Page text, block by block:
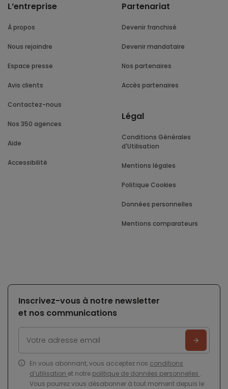
L’entreprise
À propos
Nous rejoindre
Espace presse
Avis clients
Contactez-nous
Nos 350 agences
Aide
Accessibilité
Partenariat
Devenir franchisé
Devenir mandataire
Nos partenaires
Accès partenaires
Légal
Conditions Générales
d'Utilisation
Mentions légales
Politique Cookies
Données personnelles
Mentions comparateurs
Inscrivez-vous à notre newsletter
et nos communications
En vous abonnant, vous acceptez nos conditions
d’utilisation et notre politique de données personnelles .
Vous pourrez vous désabonner à tout moment depuis le